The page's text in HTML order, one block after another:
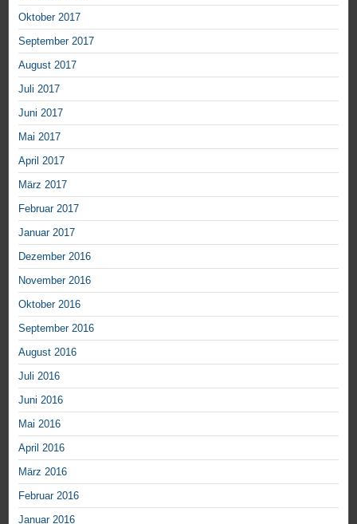
Oktober 2017
September 2017
August 2017
Juli 2017
Juni 2017
Mai 2017
April 2017
März 2017
Februar 2017
Januar 2017
Dezember 2016
November 2016
Oktober 2016
September 2016
August 2016
Juli 2016
Juni 2016
Mai 2016
April 2016
März 2016
Februar 2016
Januar 2016